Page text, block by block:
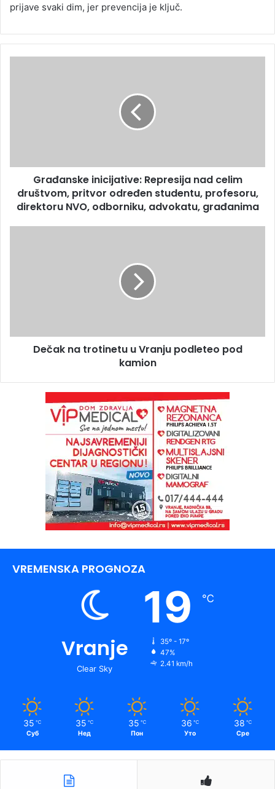
prijave svaki dim, jer prevencija je ključ.
Građanske inicijative: Represija nad celim
društvom, pritvor određen studentu, profesoru,
direktoru NVO, odborniku, advokatu, građanima
Dečak na trotinetu u Vranju podleteo pod
kamion
VREMENSKA PROGNOZA
Vranje
Clear Sky
19 ℃
35º - 17º
47%
2.41 km/h
35 ℃
Суб
35 ℃
Нед
35 ℃
Пон
36 ℃
Уто
38 ℃
Сре